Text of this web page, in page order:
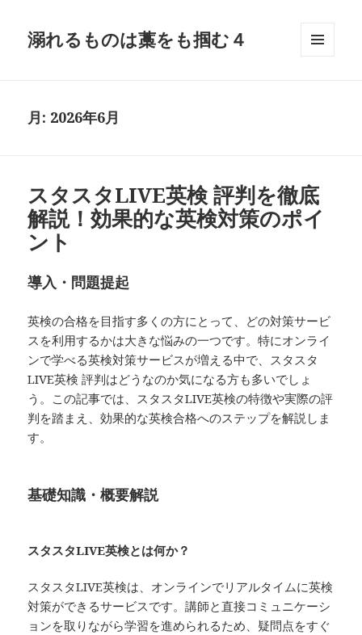
溺れるものは藁をも掴む４
月: 2026年6月
スタスタLIVE英検 評判を徹底
解説！効果的な英検対策のポイ
ント
導入・問題提起
英検の合格を目指す多くの方にとって、どの対策サービ
スを利用するかは大きな悩みの一つです。特にオンライ
ンで学べる英検対策サービスが増える中で、スタスタ
LIVE英検 評判はどうなのか気になる方も多いでしょ
う。この記事では、スタスタLIVE英検の特徴や実際の評
判を踏まえ、効果的な英検合格へのステップを解説しま
す。
基礎知識・概要解説
スタスタLIVE英検とは何か？
スタスタLIVE英検は、オンラインでリアルタイムに英検
対策ができるサービスです。講師と直接コミュニケーシ
ョンを取りながら学習を進められるため、疑問点をすぐ